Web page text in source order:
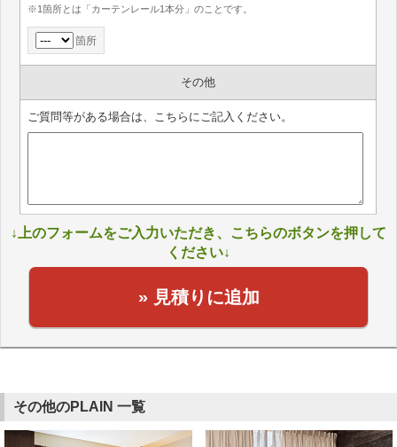
※1箇所とは「カーテンレール1本分」のことです。
箇所
その他
ご質問等がある場合は、こちらにご記入ください。
↓上のフォームをご入力いただき、こちらのボタンを押して
ください↓
» 見積りに追加
その他のPLAIN 一覧